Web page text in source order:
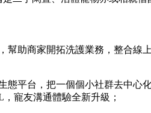
助商家開拓洗護業務，整合
平台，把一個個小社群去中心
寵友溝通體驗全新升級；